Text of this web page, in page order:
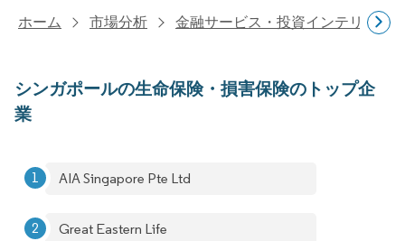
ホーム 市場分析 金融サービス・投資インテリジェ
シンガポールの生命保険・損害保険のトップ企
業
AIA Singapore Pte Ltd
Great Eastern Life